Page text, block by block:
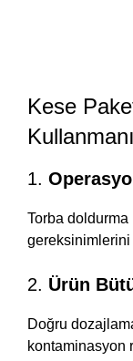
Kese
1.
Torba
gereksinimlerini
2. Ürün
Doğru
kontaminasyon